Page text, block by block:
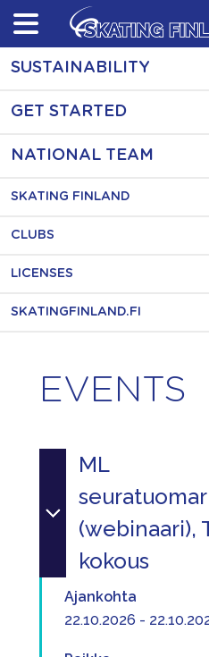
Skip
content
SUSTAINABILITY
GET STARTED
NATIONAL TEAM
SKATING FINLAND
CLUBS
LICENSES
SKATINGFINLAND.FI
EVENTS
ML
(webinaari),
kokous
Ajankohta
22.10.2026 -